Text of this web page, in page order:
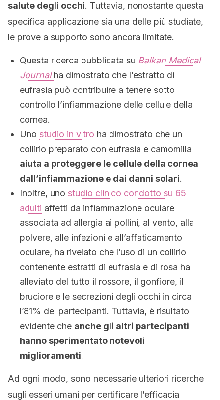
salute degli occhi. Tuttavia, nonostante questa
specifica applicazione sia una delle più studiate,
le prove a supporto sono ancora limitate.
Questa ricerca pubblicata su Balkan Medical
Journal ha dimostrato che l’estratto di
eufrasia può contribuire a tenere sotto
controllo l’infiammazione delle cellule della
cornea.
Uno studio in vitro ha dimostrato che un
collirio preparato con eufrasia e camomilla
aiuta a proteggere le cellule della cornea
dall’infiammazione e dai danni solari.
Inoltre, uno studio clinico condotto su 65
adulti affetti da infiammazione oculare
associata ad allergia ai pollini, al vento, alla
polvere, alle infezioni e all’affaticamento
oculare, ha rivelato che l’uso di un collirio
contenente estratti di eufrasia e di rosa ha
alleviato del tutto il rossore, il gonfiore, il
bruciore e le secrezioni degli occhi in circa
l’81% dei partecipanti. Tuttavia, è risultato
evidente che anche gli altri partecipanti
hanno sperimentato notevoli
miglioramenti.
Ad ogni modo, sono necessarie ulteriori ricerche
sugli esseri umani per certificare l’efficacia